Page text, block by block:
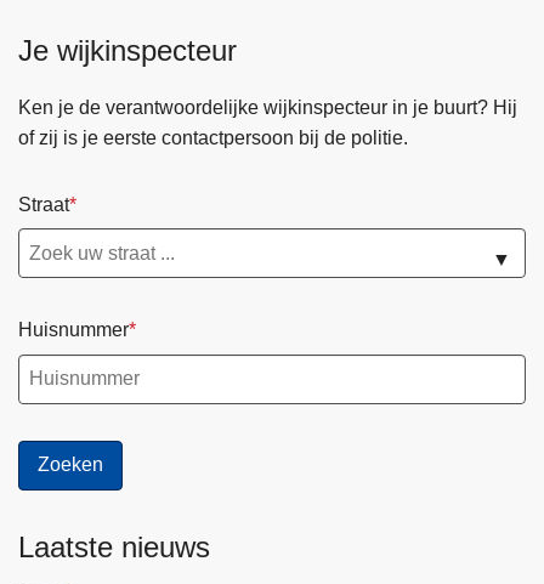
Je wijkinspecteur
Ken je de verantwoordelijke wijkinspecteur in je buurt? Hij
of zij is je eerste contactpersoon bij de politie.
Straat
▼
Huisnummer
Laatste nieuws